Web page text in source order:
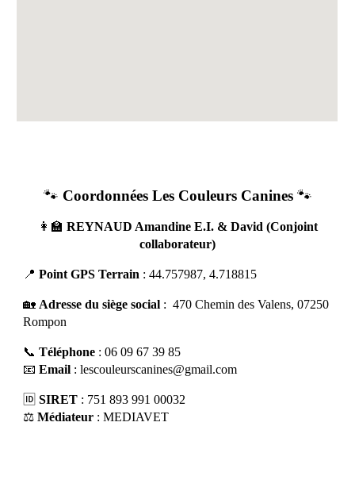
🐾 Coordonnées Les Couleurs Canines 🐾
👩‍🏫 REYNAUD Amandine E.I. & David (Conjoint
collaborateur)
📍Point GPS Terrain : 44.757987, 4.718815
🏡 Adresse du siège social : 470 Chemin des Valens, 07250
Rompon
📞Téléphone : 06 09 67 39 85
📧Email : lescouleurscanines@gmail.com
🆔SIRET : 751 893 991 00032
⚖️Médiateur : MEDIAVET